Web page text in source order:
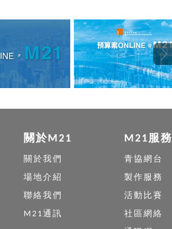
關於M21
關於我們
場地介紹
聯絡我們
M21通訊
M21服務
青協網台
製作服務
活動比賽
社區網絡